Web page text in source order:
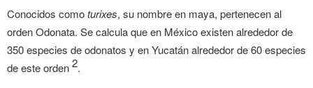
Conocidos comoturixes, su nombre en maya, pertenecen al
orden Odonata. Se calcula que en México existen alrededor de
350 especies de odonatos y en Yucatán alrededor de 60 especies
de este orden2.